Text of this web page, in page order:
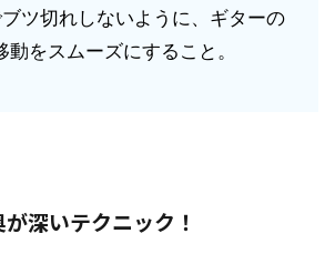
ツ切れしないように、ギターの
動をスムーズにすること。
深いテクニック！